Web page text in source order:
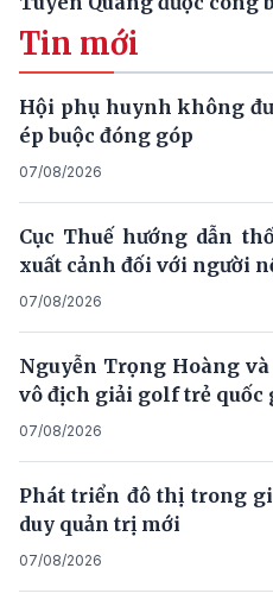
Tin mới
Hội phụ huynh không
ép buộc đóng góp
07/08/2026
Cục Thuế hướng dẫn
xuất cảnh đối với người
07/08/2026
Nguyễn Trọng Hoàng
vô địch giải golf trẻ quốc
07/08/2026
Phát triển đô thị trong
duy quản trị mới
07/08/2026